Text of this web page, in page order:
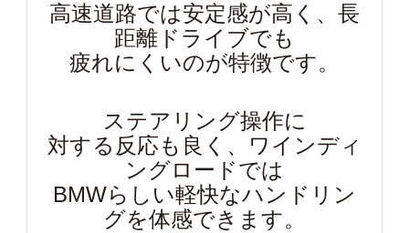
高速道路では安定感が高く、長
距離ドライブでも
疲れにくいのが特徴です。
ステアリング操作に
対する反応も良く、ワインディ
ングロードでは
BMWらしい軽快なハンドリン
グを体感できます。